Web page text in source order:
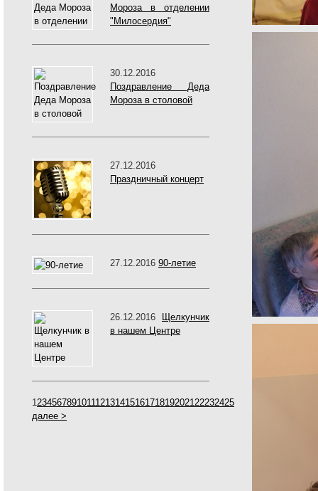
Мороза в отделении
"Милосердия"
30.12.2016
Поздравление Деда
Мороза в столовой
27.12.2016
Праздничный концерт
27.12.2016 90-летие
26.12.2016
Щелкунчик
в нашем Центре
12345678910111213141516171819202122232425
далее >